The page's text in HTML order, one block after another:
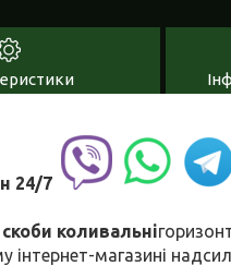
24/7
коливальні
інтернет-магазині